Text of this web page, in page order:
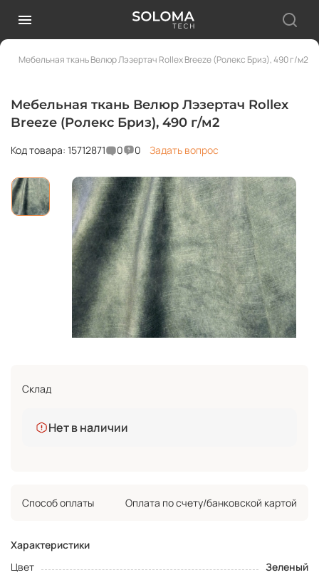
Мебельная ткань Велюр Лэзертач Rollex Breeze (Ролекс Бриз), 490 г/м2
Мебельная ткань Велюр Лэзертач Rollex
Breeze (Ролекс Бриз), 490 г/м2
Код товара: 15712871 0 0 Задать вопрос
Характеристики
Цвет
Зеленый
Склад
Нет в наличии
Способ оплаты Оплата по счету/банковской картой